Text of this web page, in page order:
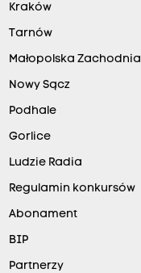
Kraków
Tarnów
Małopolska Zachodnia
Nowy Sącz
Podhale
Gorlice
Ludzie Radia
Regulamin konkursów
Abonament
BIP
Partnerzy